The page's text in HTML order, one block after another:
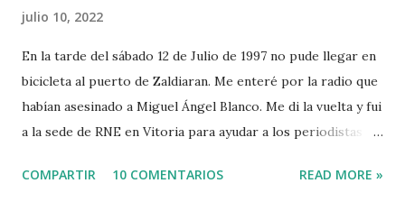
julio 10, 2022
En la tarde del sábado 12 de Julio de 1997 no pude llegar en
bicicleta al puerto de Zaldiaran. Me enteré por la radio que
habían asesinado a Miguel Ángel Blanco. Me di la vuelta y fui
a la sede de RNE en Vitoria para ayudar a los periodistas
pudiera ocurrir después de que se cumpliera el plazo de 48
COMPARTIR 10 COMENTARIOS READ MORE »